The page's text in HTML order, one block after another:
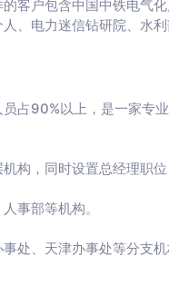
客户包含中国中铁电气
、电力迷信钻研院、水
占90%以上，是一家专
构，同时设置总经理职位
事部等机构。
处、天津办事处等分支机